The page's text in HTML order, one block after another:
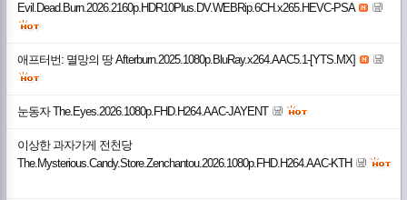
Evil.Dead.Burn.2026.2160p.HDR10Plus.DV.WEBRip.6CH.x265.HEVC-PSA
애프터번: 멸망의 땅 Afterburn.2025.1080p.BluRay.x264.AAC5.1-[YTS.MX]
눈동자 The.Eyes.2026.1080p.FHD.H264.AAC-JAYENT
이상한 과자가게 전천당
The.Mysterious.Candy.Store.Zenchantou.2026.1080p.FHD.H264.AAC-KTH